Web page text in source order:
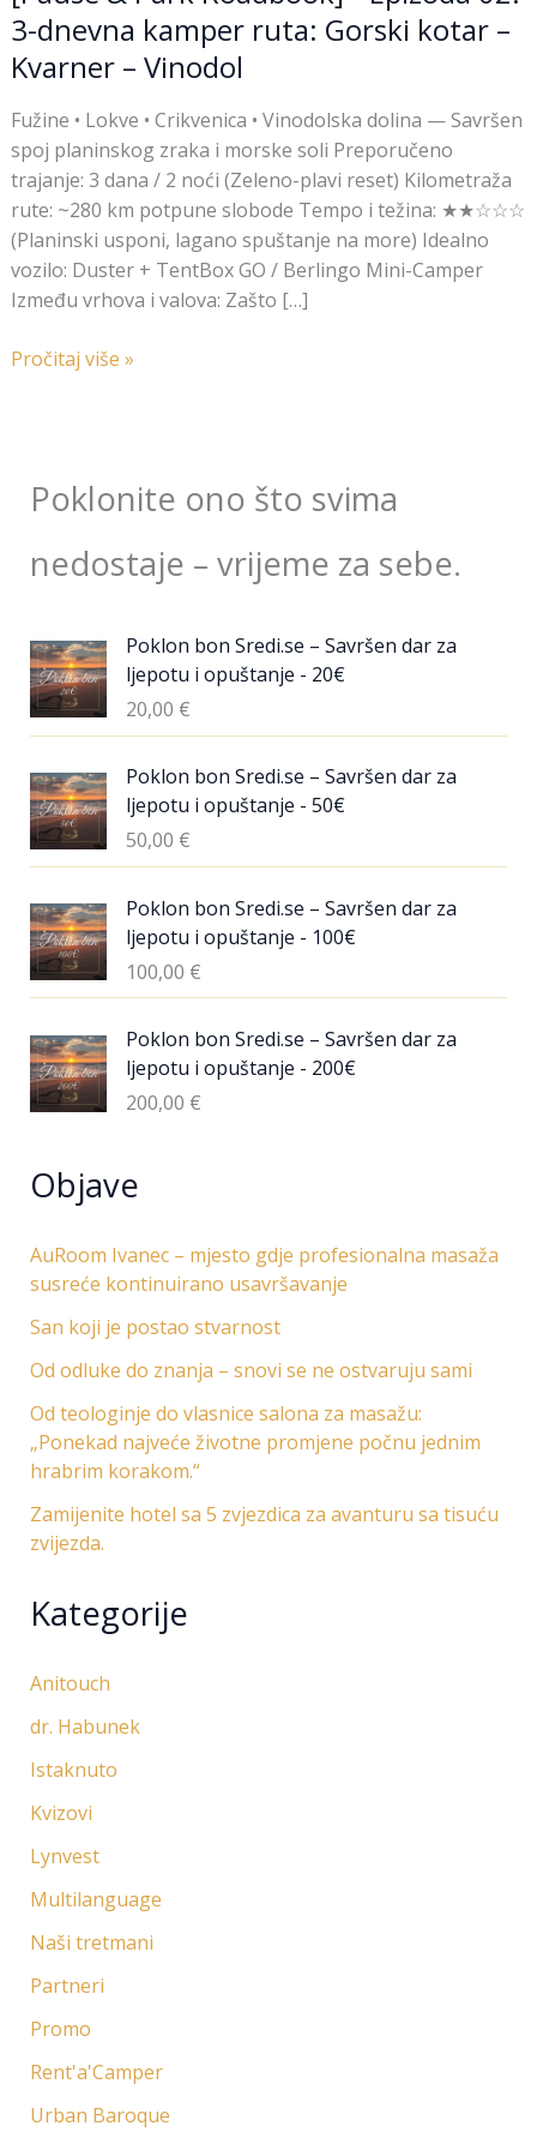
3-dnevna kamper ruta: Gorski kotar –
Kvarner – Vinodol
Fužine • Lokve • Crikvenica • Vinodolska dolina — Savršen
spoj planinskog zraka i morske soli Preporučeno
trajanje: 3 dana / 2 noći (Zeleno-plavi reset) Kilometraža
rute: ~280 km potpune slobode Tempo i težina: ★★☆☆☆
(Planinski usponi, lagano spuštanje na more) Idealno
vozilo: Duster + TentBox GO / Berlingo Mini-Camper
Između vrhova i valova: Zašto […]
Kvarner
–
Pročitaj više »
Poklonite ono što svima
nedostaje – vrijeme za sebe.
Poklon bon Sredi.se – Savršen dar za
ljepotu i opuštanje - 20€
20,00 €
Poklon bon Sredi.se – Savršen dar za
ljepotu i opuštanje - 50€
50,00 €
Poklon bon Sredi.se – Savršen dar za
ljepotu i opuštanje - 100€
100,00 €
Poklon bon Sredi.se – Savršen dar za
ljepotu i opuštanje - 200€
200,00 €
Objave
AuRoom Ivanec – mjesto gdje profesionalna masaža
susreće kontinuirano usavršavanje
San koji je postao stvarnost
Od odluke do znanja – snovi se ne ostvaruju sami
Od teologinje do vlasnice salona za masažu:
„Ponekad najveće životne promjene počnu jednim
hrabrim korakom.“
Zamijenite hotel sa 5 zvjezdica za avanturu sa tisuću
zvijezda.
Kategorije
Anitouch
dr. Habunek
Istaknuto
Kvizovi
Lynvest
Multilanguage
Naši tretmani
Partneri
Promo
Rent'a'Camper
Urban Baroque